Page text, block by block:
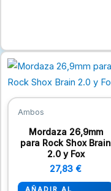
Ambos
Mordaza 26,9mm
para Rock Shox Brain
2.0 y Fox
27,83 €
AÑADIR AL